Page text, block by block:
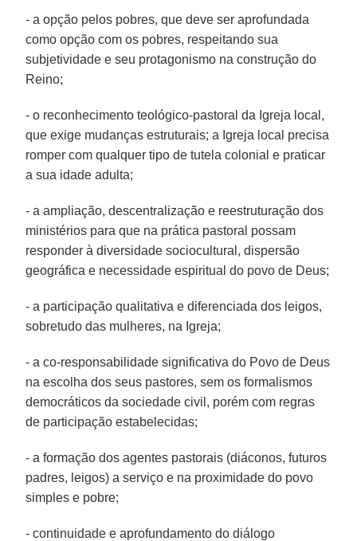
- a opção pelos pobres, que deve ser aprofundada
como opção com os pobres, respeitando sua
subjetividade e seu protagonismo na construção do
Reino;
- o reconhecimento teológico-pastoral da Igreja local,
que exige mudanças estruturais; a Igreja local precisa
romper com qualquer tipo de tutela colonial e praticar
a sua idade adulta;
- a ampliação, descentralização e reestruturação dos
ministérios para que na prática pastoral possam
responder à diversidade sociocultural, dispersão
geográfica e necessidade espiritual do povo de Deus;
- a participação qualitativa e diferenciada dos leigos,
sobretudo das mulheres, na Igreja;
- a co-responsabilidade significativa do Povo de Deus
na escolha dos seus pastores, sem os formalismos
democráticos da sociedade civil, porém com regras
de participação estabelecidas;
- a formação dos agentes pastorais (diáconos, futuros
padres, leigos) a serviço e na proximidade do povo
simples e pobre;
- continuidade e aprofundamento do diálogo